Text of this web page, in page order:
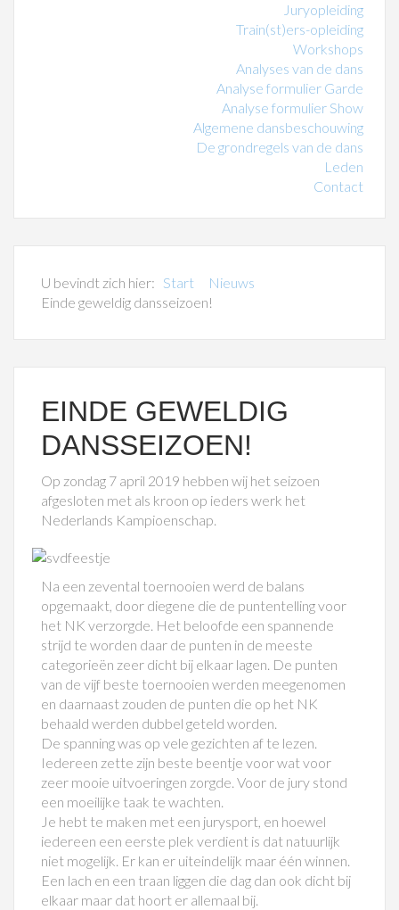
Juryopleiding
Train(st)ers-opleiding
Workshops
Analyses van de dans
Analyse formulier Garde
Analyse formulier Show
Algemene dansbeschouwing
De grondregels van de dans
Leden
Contact
U bevindt zich hier: Start
Nieuws
Einde geweldig dansseizoen!
EINDE GEWELDIG
DANSSEIZOEN!
Op zondag 7 april 2019 hebben wij het seizoen
afgesloten met als kroon op ieders werk het
Nederlands Kampioenschap.
Na een zevental toernooien werd de balans
opgemaakt, door diegene die de puntentelling voor
het NK verzorgde. Het beloofde een spannende
strijd te worden daar de punten in de meeste
categorieën zeer dicht bij elkaar lagen. De punten
van de vijf beste toernooien werden meegenomen
en daarnaast zouden de punten die op het NK
behaald werden dubbel geteld worden.
De spanning was op vele gezichten af te lezen.
Iedereen zette zijn beste beentje voor wat voor
zeer mooie uitvoeringen zorgde. Voor de jury stond
een moeilijke taak te wachten.
Je hebt te maken met een jurysport, en hoewel
iedereen een eerste plek verdient is dat natuurlijk
niet mogelijk. Er kan er uiteindelijk maar één winnen.
Een lach en een traan liggen die dag dan ook dicht bij
elkaar maar dat hoort er allemaal bij.